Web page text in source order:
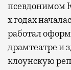
псевдонимом
х годах
работал
драмтеатре и
клоунскую